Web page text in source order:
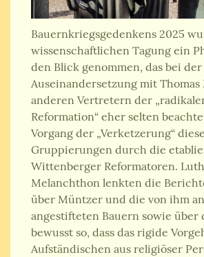
Bauernkriegsgedenkens 2025
wissenschaftlichen Tagung ein
den Blick genommen, das bei der
Auseinandersetzung mit
anderen Vertretern der
Reformation“ eher selten
Vorgang der „Verketzerung“
Gruppierungen durch die
Wittenberger Reformatoren.
Melanchthon lenkten die
über Müntzer und die von ihm
angestifteten Bauern sowie über
bewusst so, dass das rigide
Aufständischen aus religiöser